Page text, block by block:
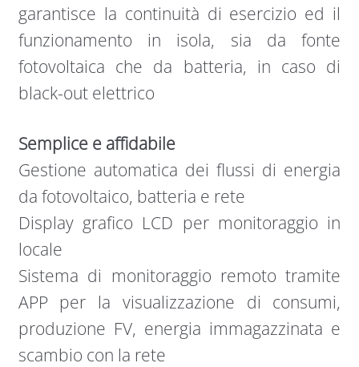
garantisce la continuità di esercizio ed il
funzionamento in isola, sia da fonte
fotovoltaica che da batteria, in caso di
black-out elettrico
Semplice e affidabile
Gestione automatica dei flussi di energia
da fotovoltaico, batteria e rete
Display grafico LCD per monitoraggio in
locale
Sistema di monitoraggio remoto tramite
APP per la visualizzazione di consumi,
produzione FV, energia immagazzinata e
scambio con la rete